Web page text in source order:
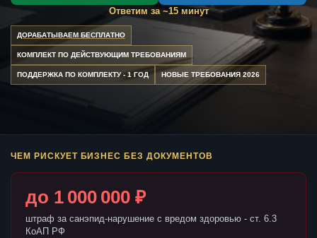
Ответим за ~15 минут
ДОРАБАТЫВАЕМ БЕСПЛАТНО
КОМПЛЕКТ ПО ДЕЙСТВУЮЩИМ ТРЕБОВАНИЯМ
ПОДДЕРЖКА ПО КОМПЛЕКТУ - 1 ГОД НОВЫЕ ТРЕБОВАНИЯ 2026
ЧЕМ РИСКУЕТ БИЗНЕС БЕЗ ДОКУМЕНТОВ
до 1 000 000 ₽
штраф за санэпид-нарушение с вредом здоровью - ст. 6.3
КоАП РФ